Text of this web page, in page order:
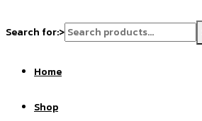
Search for:>
Home
Shop